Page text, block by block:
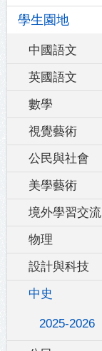
學生園地
中國語文
英國語文
數學
視覺藝術
公民與社會
美學藝術
境外學習交流
物理
設計與科技
中史
2025-2026